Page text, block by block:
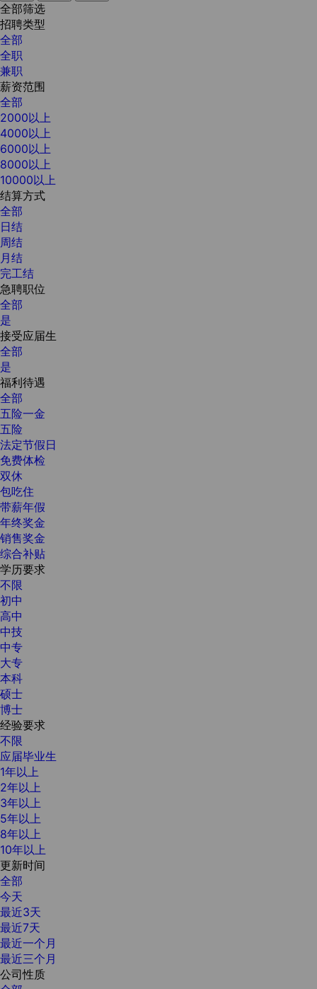
全部筛选
招聘类型
全部
全职
兼职
薪资范围
全部
2000以上
4000以上
6000以上
8000以上
10000以上
结算方式
全部
日结
周结
月结
完工结
急聘职位
全部
是
接受应届生
全部
是
福利待遇
全部
五险一金
五险
法定节假日
免费体检
双休
包吃住
带薪年假
年终奖金
销售奖金
综合补贴
学历要求
不限
初中
高中
中技
中专
大专
本科
硕士
博士
经验要求
不限
应届毕业生
1年以上
2年以上
3年以上
5年以上
8年以上
10年以上
更新时间
全部
今天
最近3天
最近7天
最近一个月
最近三个月
公司性质